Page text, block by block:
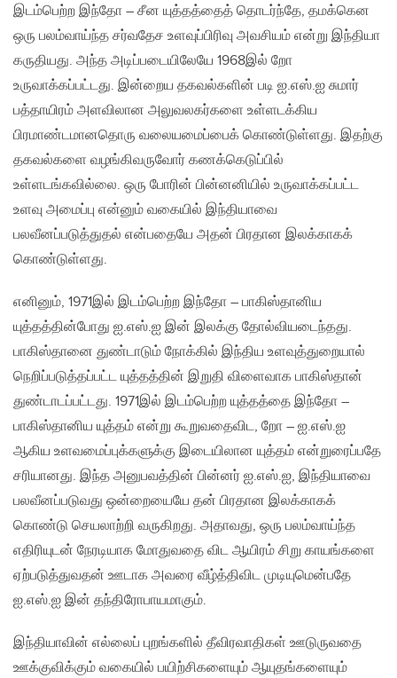
இடம்பெற்ற இந்தோ – சீன யுத்தத்தைத் தொடர்ந்தே, தமக்கென
ஒரு பலம்வாய்ந்த சர்வதேச உளவுப்பிரிவு அவசியம் என்று இந்தியா
கருதியது. அந்த அடிப்படையிலேயே 1968இல் றோ
உருவாக்கப்பட்டது. இன்றைய தகவல்களின் படி ஐ.எஸ்.ஐ சுமார்
பத்தாயிரம் அளவிலான அலுவலகர்களை உள்ளடக்கிய
பிரமாண்டமானதொரு வலையமைப்பைக் கொண்டுள்ளது. இதற்கு
தகவல்களை வழங்கிவருவோர் கணக்கெடுப்பில்
உள்ளடங்கவில்லை. ஒரு போரின் பின்னனியில் உருவாக்கப்பட்ட
உளவு அமைப்பு என்னும் வகையில் இந்தியாவை
பலவீனப்படுத்துதல் என்பதையே அதன் பிரதான இலக்காகக்
கொண்டுள்ளது.
எனினும், 1971இல் இடம்பெற்ற இந்தோ – பாகிஸ்தானிய
யுத்தத்தின்போது ஐ.எஸ்.ஐ இன் இலக்கு தோல்வியடைந்தது.
பாகிஸ்தானை துண்டாடும் நோக்கில் இந்திய உளவுத்துறையால்
நெறிப்படுத்தப்பட்ட யுத்தத்தின் இறுதி விளைவாக பாகிஸ்தான்
துண்டாடப்பட்டது. 1971இல் இடம்பெற்ற யுத்தத்தை இந்தோ –
பாகிஸ்தானிய யுத்தம் என்று கூறுவதைவிட, றோ – ஐ.எஸ்.ஐ
ஆகிய உளவமைப்புக்களுக்கு இடையிலான யுத்தம் என்றுரைப்பதே
சரியானது. இந்த அனுபவத்தின் பின்னர் ஐ.எஸ்.ஐ, இந்தியாவை
பலவீனப்படுவது ஒன்றையையே தன் பிரதான இலக்காகக்
கொண்டு செயலாற்றி வருகிறது. அதாவது, ஒரு பலம்வாய்ந்த
எதிரியுடன் நேரடியாக மோதுவதை விட ஆயிரம் சிறு காயங்களை
ஏற்படுத்துவதன் ஊடாக அவரை வீழ்த்திவிட முடியுமென்பதே
ஐ.எஸ்.ஐ இன் தந்திரோபாயமாகும்.
இந்தியாவின் எல்லைப் புறங்களில் தீவிரவாதிகள் ஊடுருவதை
ஊக்குவிக்கும் வகையில் பயிற்சிகளையும் ஆயுதங்களையும்